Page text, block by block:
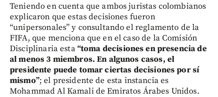
Teniendo en cuenta que ambos juristas colombianos
explicaron que estas decisiones fueron
“unipersonales” y consultando el reglamento de la
FIFA, que menciona que en el caso de la Comisión
Disciplinaria esta“toma decisiones en presencia de
al menos 3 miembros. En algunos casos, el
presidente puede tomar ciertas decisiones por sí
mismo”; el presidente de esta instancia es
Mohammad Al Kamali de Emiratos Árabes Unidos.